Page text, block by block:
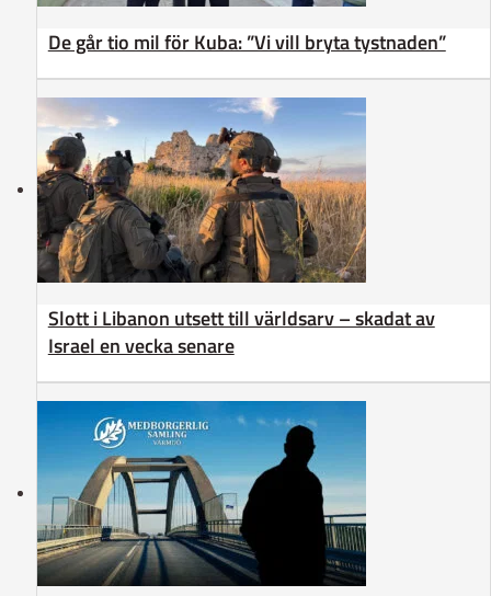
De går tio mil för Kuba: ”Vi vill bryta tystnaden”
Slott i Libanon utsett till världsarv – skadat av
Israel en vecka senare